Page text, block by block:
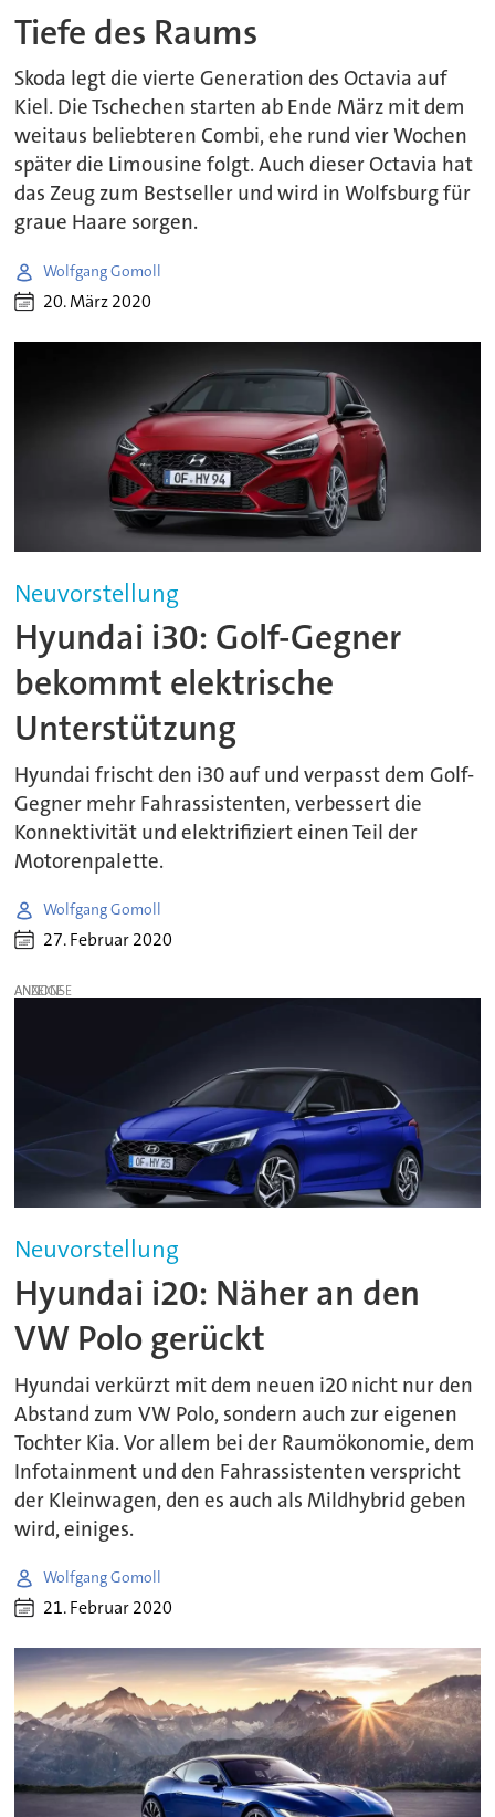
Tiefe des Raums
Skoda legt die vierte Generation des Octavia auf
Kiel. Die Tschechen starten ab Ende März mit dem
weitaus beliebteren Combi, ehe rund vier Wochen
später die Limousine folgt. Auch dieser Octavia hat
das Zeug zum Bestseller und wird in Wolfsburg für
graue Haare sorgen.
Wolfgang Gomoll
20. März 2020
Neuvorstellung
Hyundai i30: Golf-Gegner
bekommt elektrische
Unterstützung
Hyundai frischt den i30 auf und verpasst dem Golf-
Gegner mehr Fahrassistenten, verbessert die
Konnektivität und elektrifiziert einen Teil der
Motorenpalette.
Wolfgang Gomoll
27. Februar 2020
ANZEIGE
Neuvorstellung
Hyundai i20: Näher an den
VW Polo gerückt
Hyundai verkürzt mit dem neuen i20 nicht nur den
Abstand zum VW Polo, sondern auch zur eigenen
Tochter Kia. Vor allem bei der Raumökonomie, dem
Infotainment und den Fahrassistenten verspricht
der Kleinwagen, den es auch als Mildhybrid geben
wird, einiges.
Wolfgang Gomoll
21. Februar 2020